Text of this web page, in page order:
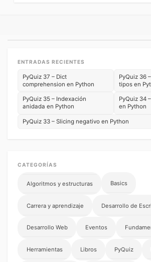
ENTRADAS RECIENTES
PyQuiz 37 – Dict
comprehension en Python
PyQuiz 36
tipos en
PyQuiz 35 – Indexación
anidada en Python
PyQuiz 34
en Python
PyQuiz 33 – Slicing negativo en Python
CATEGORÍAS
Algoritmos y estructuras Basics
Carrera y aprendizaje Desarrollo de
Desarrollo Web Eventos
Herramientas Libros PyQuiz